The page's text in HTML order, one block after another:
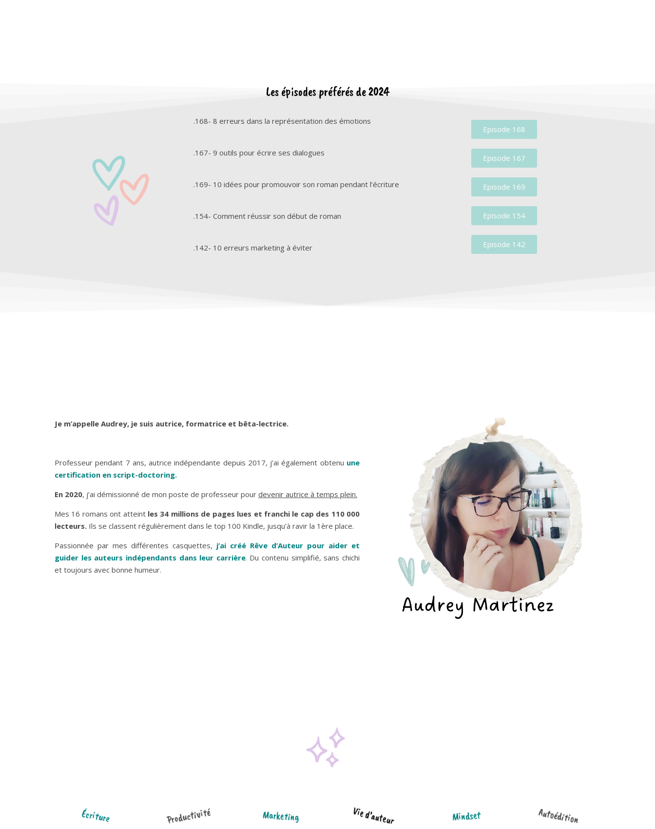
Les épisodes préférés de 2024
.168- 8 erreurs dans la représentation des émotions
.167- 9 outils pour écrire ses dialogues
.169- 10 idées pour promouvoir son roman pendant l’écriture
.154- Comment réussir son début de roman
.142- 10 erreurs marketing à éviter
Episode 168
Episode 167
Episode 169
Episode 154
Episode 142
Je m’appelle Audrey, je suis autrice, formatrice et bêta-lectrice.
Professeur pendant 7 ans, autrice indépendante depuis 2017, j’ai également obtenu une
certification en script-doctoring.
En 2020, j’ai démissionné de mon poste de professeur pour devenir autrice à temps plein.
Mes 16 romans ont atteint les 34 millions de pages lues et franchi le cap des 110 000
lecteurs. Ils se classent régulièrement dans le top 100 Kindle, jusqu’à ravir la 1ère place.
Passionnée par mes différentes casquettes, j’ai créé Rêve d’Auteur pour aider et
guider les auteurs indépendants dans leur carrière. Du contenu simplifié, sans chichi
et toujours avec bonne humeur.
Écriture Productivité Marketing Vie d’auteur Mindset Autoédition